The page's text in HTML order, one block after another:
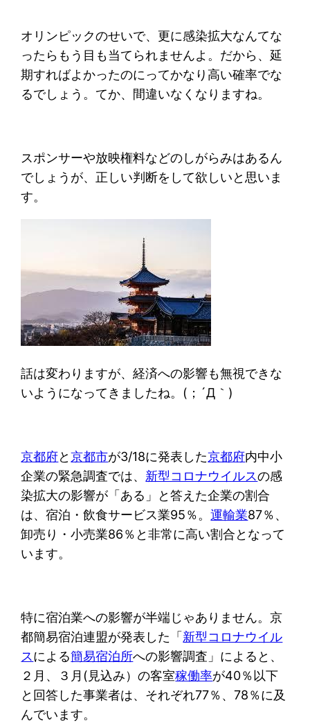
オリンピックのせいで、更に感染拡大なんてな
ったらもう目も当てられませんよ。だから、延
期すればよかったのにってかなり高い確率でな
るでしょう。てか、間違いなくなりますね。
スポンサーや放映権料などのしがらみはあるん
でしょうが、正しい判断をして欲しいと思いま
す。
話は変わりますが、経済への影響も無視できな
いようになってきましたね。(；´Д｀)
京都府と京都市が3/18に発表した京都府内中小
企業の緊急調査では、 新型コロナウイルスの感
染拡大の影響が「ある」と答えた企業の割合
は、宿泊・飲食サービス業95％。運輸業87％、
卸売り・小売業86％と非常に高い割合となって
います。
特に宿泊業への影響が半端じゃありません。京
都簡易宿泊連盟が発表した「新型コロナウイル
スによる簡易宿泊所への影響調査」によると、
２月、３月(見込み）の客室稼働率が40％以下
と回答した事業者は、それぞれ77％、78％に及
んでいます。